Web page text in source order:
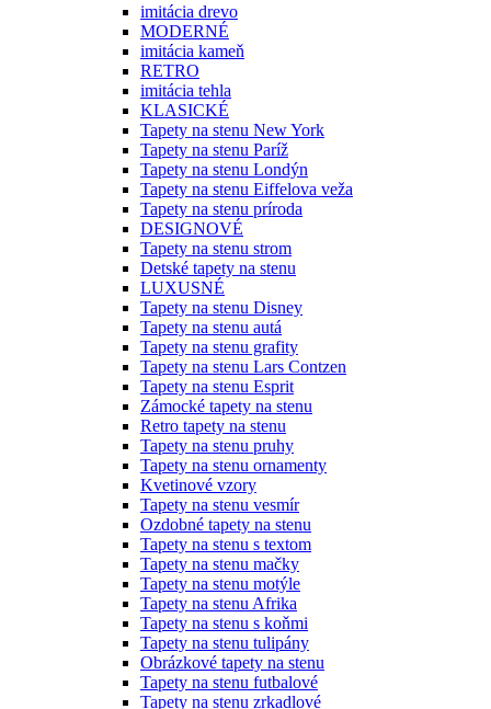
imitácia drevo
MODERNÉ
imitácia kameň
RETRO
imitácia tehla
KLASICKÉ
Tapety na stenu New York
Tapety na stenu Paríž
Tapety na stenu Londýn
Tapety na stenu Eiffelova veža
Tapety na stenu príroda
DESIGNOVÉ
Tapety na stenu strom
Detské tapety na stenu
LUXUSNÉ
Tapety na stenu Disney
Tapety na stenu autá
Tapety na stenu grafity
Tapety na stenu Lars Contzen
Tapety na stenu Esprit
Zámocké tapety na stenu
Retro tapety na stenu
Tapety na stenu pruhy
Tapety na stenu ornamenty
Kvetinové vzory
Tapety na stenu vesmír
Ozdobné tapety na stenu
Tapety na stenu s textom
Tapety na stenu mačky
Tapety na stenu motýle
Tapety na stenu Afrika
Tapety na stenu s koňmi
Tapety na stenu tulipány
Obrázkové tapety na stenu
Tapety na stenu futbalové
Tapety na stenu zrkadlové